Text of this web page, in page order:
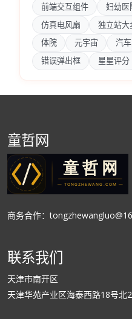
前端交互组件 妇幼医
仿真电风扇
独立站大
体院
元宇宙 汽
错误弹出框
星星评分
童哲网
商务合作：
联系我们
天津市南开区
天津华苑产业区海泰西路18号北